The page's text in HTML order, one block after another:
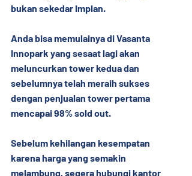
bukan sekedar impian.
Anda bisa memulainya di Vasanta
Innopark yang sesaat lagi akan
meluncurkan tower kedua dan
sebelumnya telah meraih sukses
dengan penjualan tower pertama
mencapai 98% sold out.
Sebelum kehilangan kesempatan
karena harga yang semakin
melambung, segera hubungi kantor